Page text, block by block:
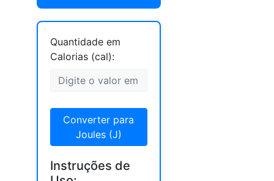
Quantidade em
Calorias (cal):
Converter para
Joules (J)
Instruções de